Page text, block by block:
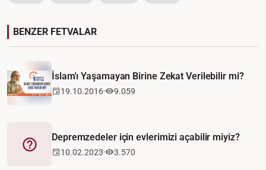
BENZER FETVALAR
İslam'ı Yaşamayan Birine Zekat Verilebilir mi?
19.10.2016 9.059
Fetva
Depremzedeler için evlerimizi açabilir miyiz?
10.02.2023 3.570